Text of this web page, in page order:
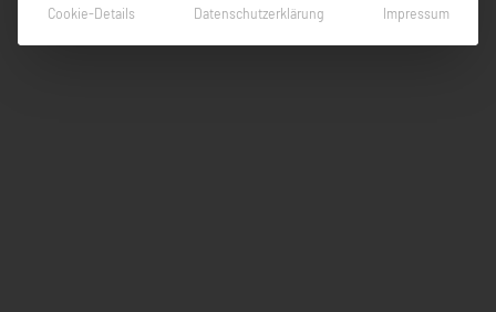
Cookie-Details Datenschutzerklärung Impressum